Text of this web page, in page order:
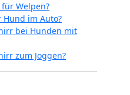
Welpen?
Hund im Auto?
bei Hunden mit
zum Joggen?